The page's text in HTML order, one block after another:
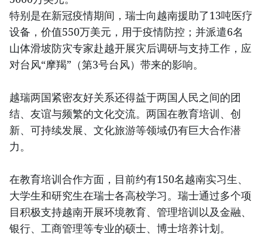
特别是在新冠疫情期间，瑞士向越南援助了13吨医疗
设备，价值550万美元，用于疫情防控；并派遣6名
山体滑坡防灾专家赴越开展灾后调研与支持工作，应
对台风“摩羯”（第3号台风）带来的影响。
越瑞两国紧密友好关系还得益于两国人民之间的团
结、友谊与频繁的文化交流。两国在教育培训、创
新、可持续发展、文化旅游等领域仍有巨大合作潜
力。
在教育培训合作方面，目前约有150名越南实习生、
大学生和研究生在瑞士各高校学习。瑞士通过多个项
目积极支持越南开展环境教育、管理培训以及金融、
银行、工商管理等专业的硕士、博士培养计划。